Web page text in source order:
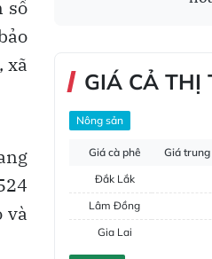
số
xã
và
GIÁ CẢ THỊ
Nông sản
Giá cà phê Giá
Đắk Lắk
Lâm Đồng
Gia Lai